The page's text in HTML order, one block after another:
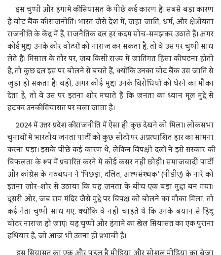
इस चुप्पी और हंगामे की सियासत के पीछे कई कारण हैं। सबसे बड़ा कारण
है वोट बैंक की राजनीति। भारत जैसे देश में, जहां जाति, धर्म, और क्षेत्रीयता
राजनीति के केंद्र में हैं, राजनैतिक दल हर कदम सोच-समझकर उठाते हैं। अगर
कोई मुद्दा उनके कोर वोटरों को नाराज कर सकता है, तो वे उस पर चुप्पी साध
लेते हैं। मिसाल के तौर पर, जब किसी राज्य में जातिगत हिंसा की घटना होती
है, तो कुछ दल इस पर बोलने से बचते हैं, क्योंकि उनका वोट बैंक उस जाति से
जुड़ा हो सकता है। वहीं, अगर कोई मुद्दा उनके विरोधियों को घेरने का मौका
देता है, तो वे उस पर इतना शोर मचाते हैं कि जनता का ध्यान मूल मुद्दे से
हटकर उनकी सियासत पर चला जाता है।
2024 में उत्तर प्रदेश की राजनीति में ऐसा ही कुछ देखने को मिला। लोकसभा
चुनावों में भारतीय जनता पार्टी को कुछ सीटों पर अप्रत्याशित हार का सामना
करना पड़ा। इसके पीछे कई कारण थे, लेकिन विपक्षी दलों ने इसे सरकार की
विफलता के रूप में प्रचारित करने में कोई कसर नहीं छोड़ी। समाजवादी पार्टी
और कांग्रेस के गठबंधन ने ‘पिछड़ा, दलित, अल्पसंख्यक’ (पीडीए) के नारे को
इतना जोर-शोर से उठाया कि यह जनता के बीच एक बड़ा मुद्दा बन गया।
दूसरी ओर, जब राम मंदिर जैसे मुद्दे पर विपक्ष को बोलने का मौका मिला, तो
कई नेता चुप्पी साध गए, क्योंकि वे नहीं चाहते थे कि उनके बयान से हिंदू
वोटर नाराज हो जाएं। यह चुप्पी और हंगामे का खेल सियासत का एक पुराना
हथियार है, जो आज भी उतना ही प्रभावी है।